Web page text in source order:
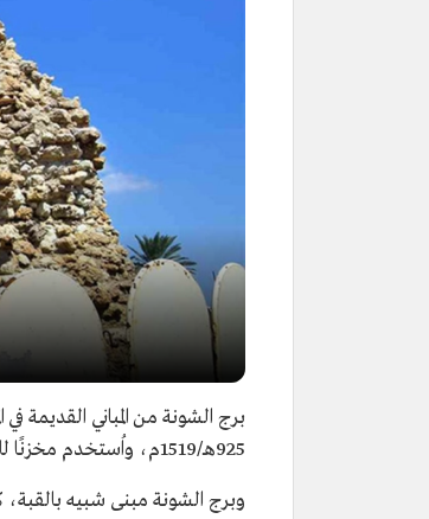
برج الشونة من المباني القديمة
925هـ/1519م، واُستخدم مخزنًا للأسلحة عام 1338هـ/1920م.
وبرج الشونة مبنى شبيه